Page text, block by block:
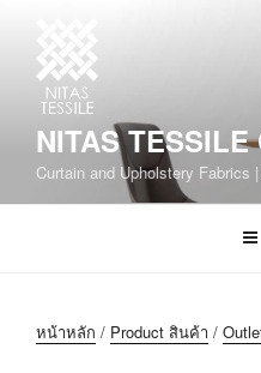
NITAS TESSILE
Curtain and Upholstery
หน้าหลัก / Product สินค้า /